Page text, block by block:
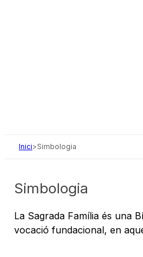
Inici>Simbologia
Simbologia
La Sagrada Família és una
vocació fundacional, en